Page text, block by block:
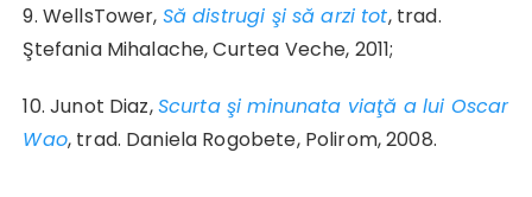
9. WellsTower, Să distrugi şi să arzi tot, trad.
Ştefania Mihalache, Curtea Veche, 2011;
10. Junot Diaz,Scurta şi minunata viaţă a lui Oscar
Wao, trad. Daniela Rogobete, Polirom, 2008.